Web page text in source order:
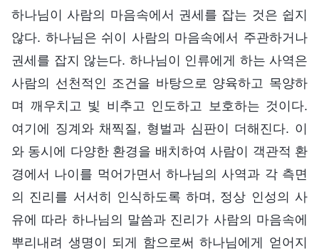
하나님이 사람의 마음속에서 권세를 잡는 것은 쉽지
않다. 하나님은 쉬이 사람의 마음속에서 주관하거나
권세를 잡지 않는다. 하나님이 인류에게 하는 사역은
사람의 선천적인 조건을 바탕으로 양육하고 목양하
며 깨우치고 빛 비추고 인도하고 보호하는 것이다.
여기에 징계와 채찍질, 형벌과 심판이 더해진다. 이
와 동시에 다양한 환경을 배치하여 사람이 객관적 환
경에서 나이를 먹어가면서 하나님의 사역과 각 측면
의 진리를 서서히 인식하도록 하며, 정상 인성의 사
유에 따라 하나님의 말씀과 진리가 사람의 마음속에
뿌리내려 생명이 되게 함으로써 하나님에게 얻어지